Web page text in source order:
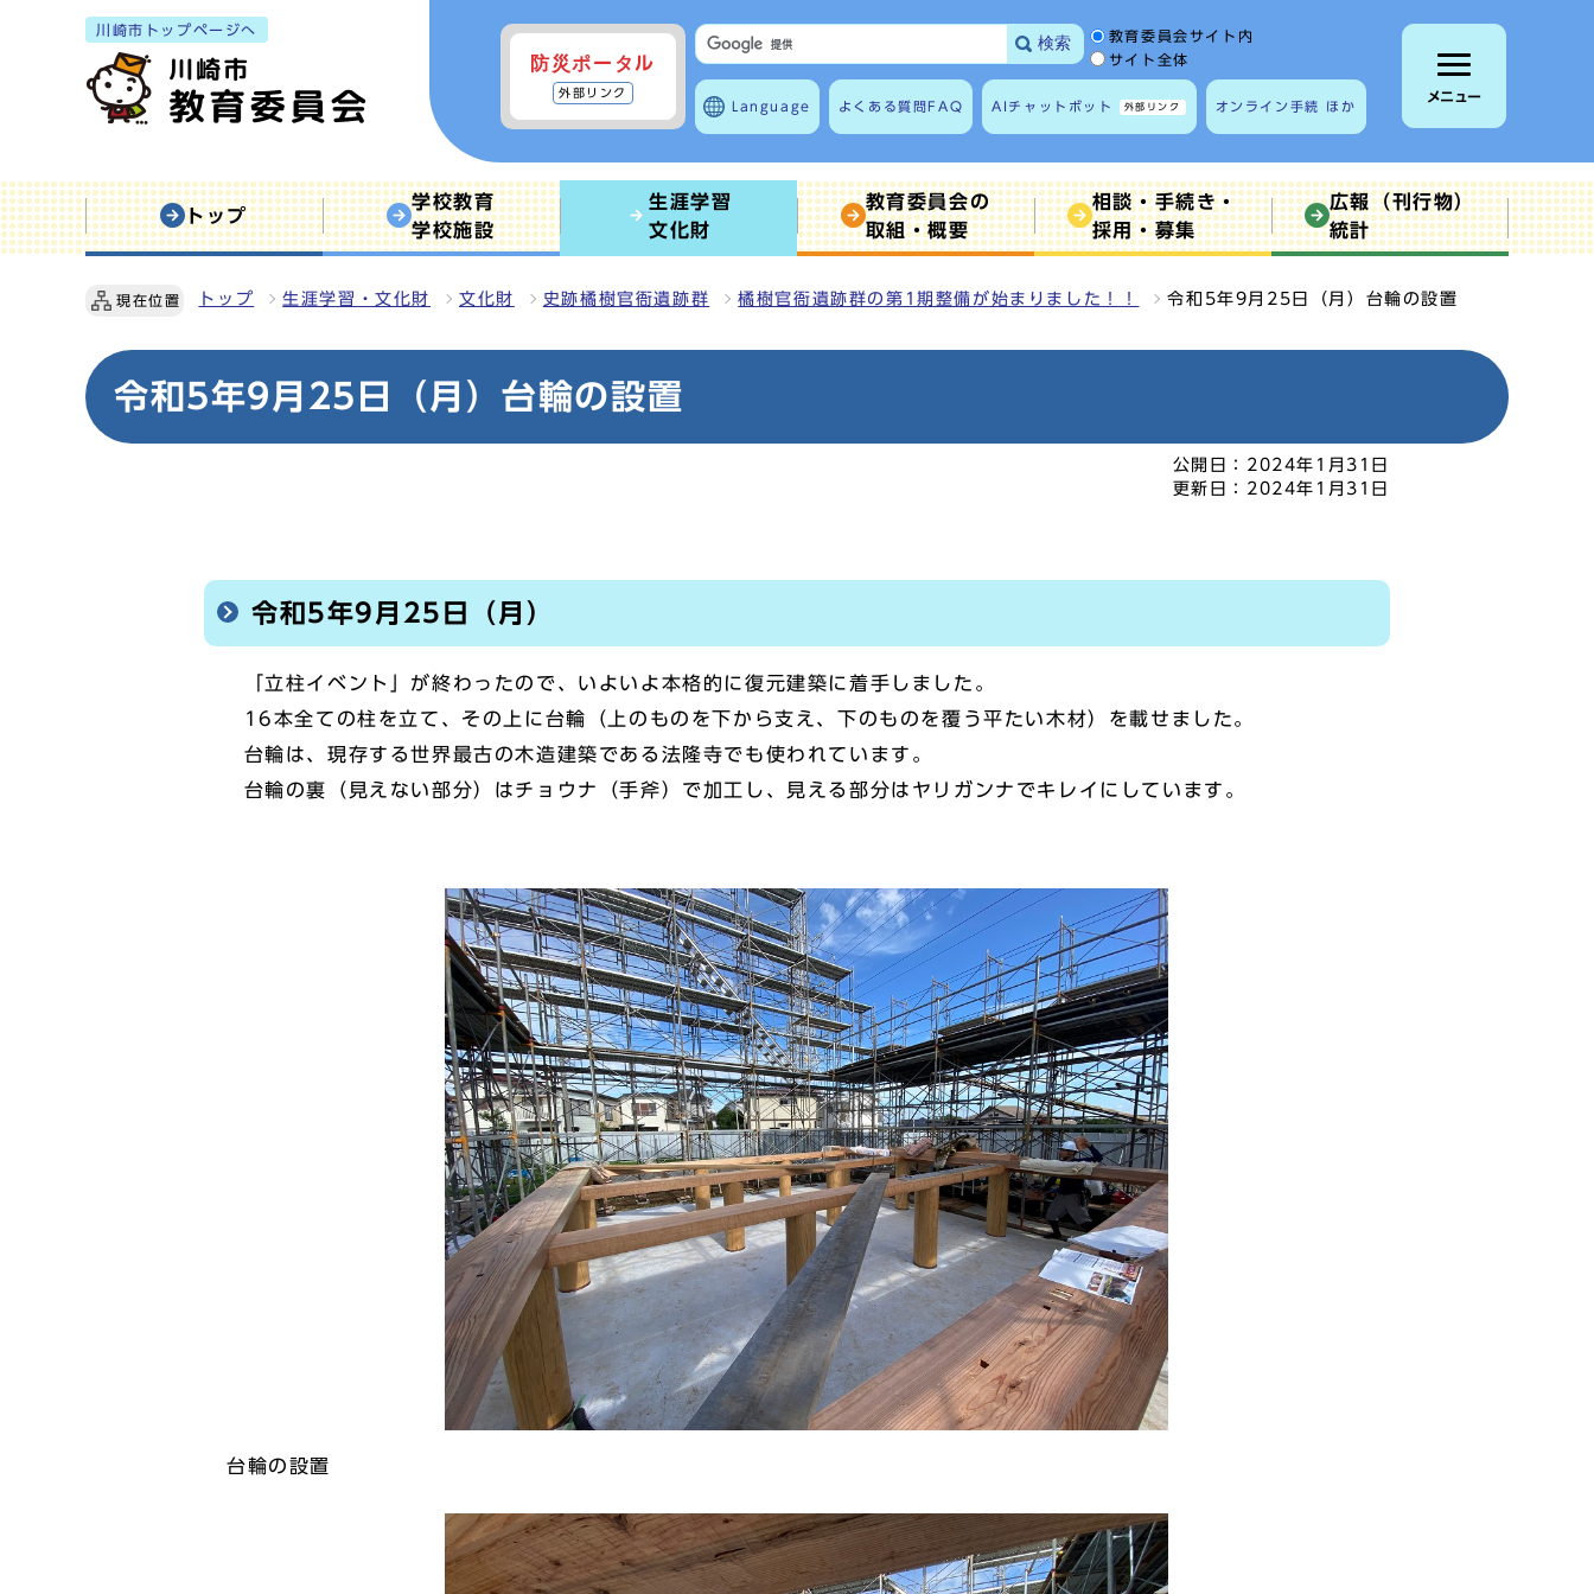
川崎市トップページへ
防災ポータル
外部リンク
検索 サイト内検索の範囲
教育委員会サイト内
サイト全体
Language よくある質問 FAQ AIチャットボット 外部リンク オンライン手続 ほか
メニュー
トップ
学校教育
学校施設
生涯学習
文化財
教育委員会の
取組・概要
相談・手続き・
採用・募集
広報（刊行物）
統計
現在位置 トップ 生涯学習・文化財 文化財 史跡橘樹官衙遺跡群 橘樹官衙遺跡群の第1期整備が始まりました！！ 令和5年9月25日（月）台輪の設置
令和5年9月25日（月）台輪の設置
公開日： 2024年1月31日
更新日： 2024年1月31日
令和5年9月25日（月）
「立柱イベント」が終わったので、いよいよ本格的に復元建築に着手しました。
16本全ての柱を立て、その上に台輪（上のものを下から支え、下のものを覆う平たい木材）を載せました。
台輪は、現存する世界最古の木造建築である法隆寺でも使われています。
台輪の裏（見えない部分）はチョウナ（手斧）で加工し、見える部分はヤリガンナでキレイにしています。
台輪の設置